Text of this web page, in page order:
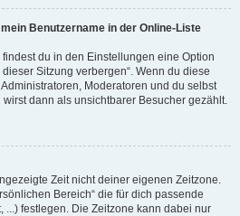
Benutzername in der Online-Liste
du in den Einstellungen eine Option
Sitzung verbergen“. Wenn du diese
Moderatoren und du selbst
dann als unsichtbarer Besucher gezählt.
Zeit nicht deiner eigenen Zeitzone.
Bereich“ die für dich passende
...) festlegen. Die Zeitzone kann dabei nur